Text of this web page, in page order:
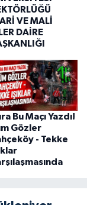
VE MALİ
DAİRE
Bu Maçı Yazdı!
Gözler
- Tekke